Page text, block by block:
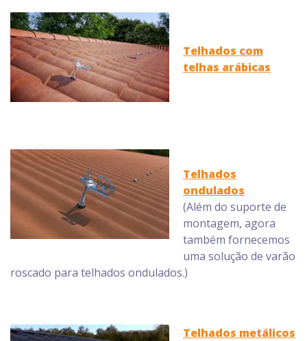
Telhados com
telhas arábicas
Telhados
ondulados
(Além do suporte de
montagem, agora
também fornecemos
uma solução de varão
roscado para telhados ondulados.)
Telhados metálicos